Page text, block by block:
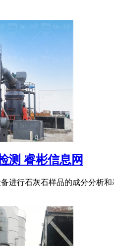
测 睿彬信息网
进行石灰石样品的成分分析